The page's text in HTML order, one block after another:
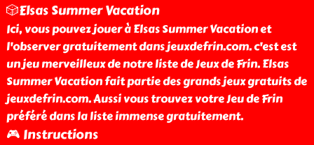
🎲Elsas Summer Vacation
Ici, vous pouvez jouer à Elsas Summer Vacation et
l'observer gratuitement dans jeuxdefrin.com. c'est est
un jeu merveilleux de notre liste de Jeux de Frin. Elsas
Summer Vacation fait partie des grands jeux gratuits de
jeuxdefrin.com. Aussi vous trouvez votre Jeu de Frin
préféré dans la liste immense gratuitement.
🎮 Instructions